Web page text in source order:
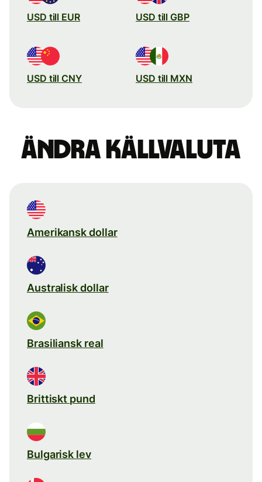
USD till EUR USD till GBP
USD till CNY USD till MXN
Ändra källvaluta
Amerikansk dollar
Australisk dollar
Brasiliansk real
Brittiskt pund
Bulgarisk lev